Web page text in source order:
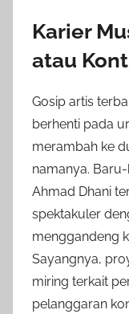
Karier
atau
Gosip artis
berhenti pada
merambah ke
namanya.
Ahmad Dhani
spektakuler
menggandeng
Sayangnya,
miring terkait
pelanggaran